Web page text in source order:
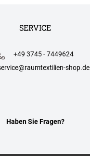
SERVICE
Haben Sie Fragen?
+49 3745 - 7449624
shop.de